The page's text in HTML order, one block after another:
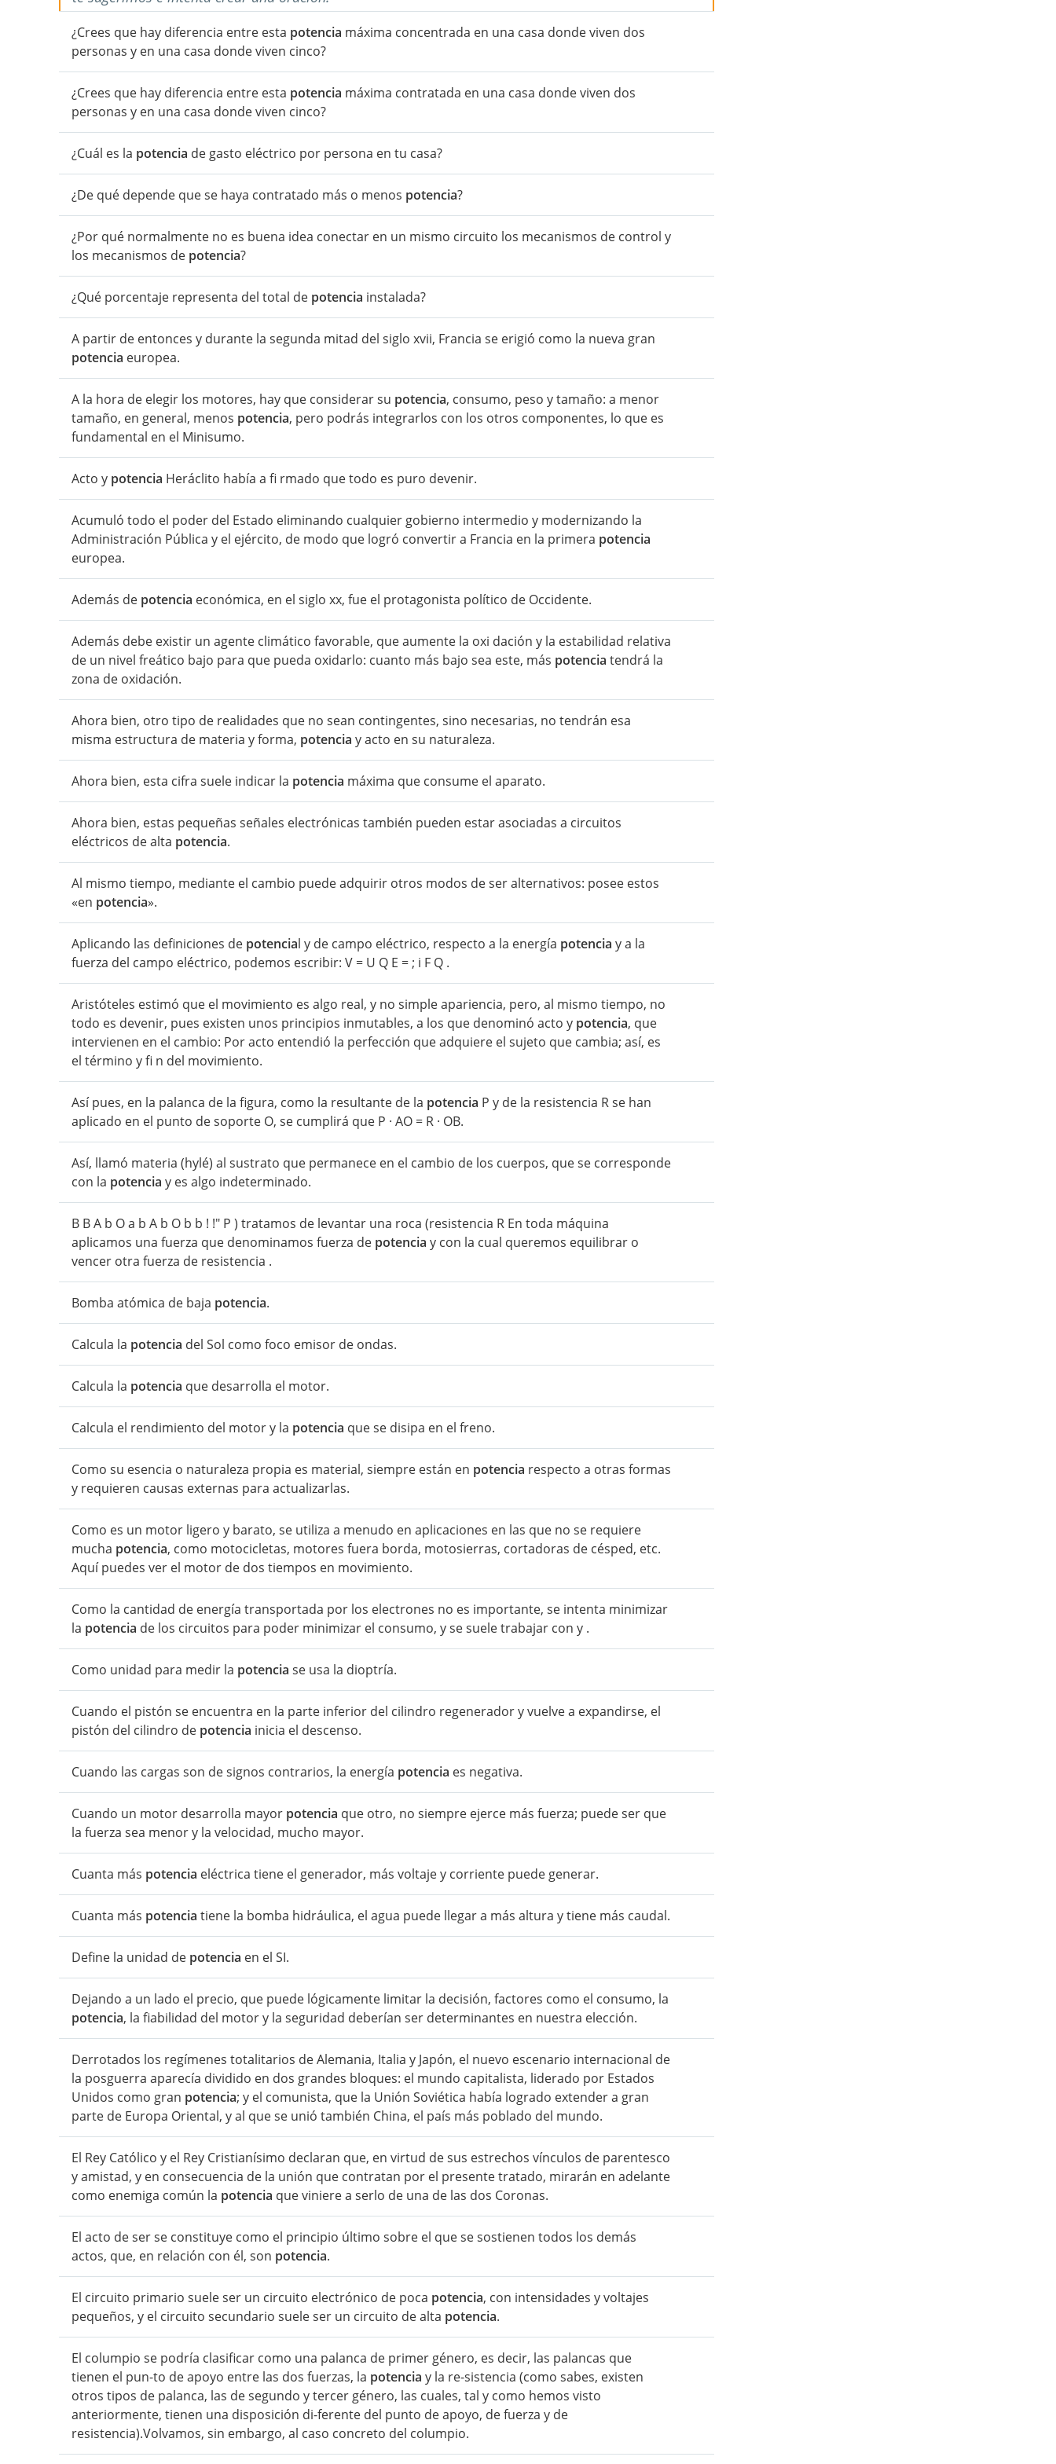
¿Crees que hay diferencia entre esta potencia máxima concentrada en una casa donde viven dos
personas y en una casa donde viven cinco?
¿Crees que hay diferencia entre esta potencia máxima contratada en una casa donde viven dos
personas y en una casa donde viven cinco?
¿Cuál es la potencia de gasto eléctrico por persona en tu casa?
¿De qué depende que se haya contratado más o menos potencia?
¿Por qué normalmente no es buena idea conectar en un mismo circuito los mecanismos de control y
los mecanismos de potencia?
¿Qué porcentaje representa del total de potencia instalada?
A partir de entonces y durante la segunda mitad del siglo xvii, Francia se erigió como la nueva gran
potencia europea.
A la hora de elegir los motores, hay que considerar su potencia, consumo, peso y tamaño: a menor
tamaño, en general, menos potencia, pero podrás integrarlos con los otros componentes, lo que es
fundamental en el Minisumo.
Acto y potencia Heráclito había a fi rmado que todo es puro devenir.
Acumuló todo el poder del Estado eliminando cualquier gobierno intermedio y modernizando la
Administración Pública y el ejército, de modo que logró convertir a Francia en la primera potencia
europea.
Además de potencia económica, en el siglo xx, fue el protagonista político de Occidente.
Además debe existir un agente climático favorable, que aumente la oxi dación y la estabilidad relativa
de un nivel freático bajo para que pueda oxidarlo: cuanto más bajo sea este, más potencia tendrá la
zona de oxidación.
Ahora bien, otro tipo de realidades que no sean contingentes, sino necesarias, no tendrán esa
misma estructura de materia y forma, potencia y acto en su naturaleza.
Ahora bien, esta cifra suele indicar la potencia máxima que consume el aparato.
Ahora bien, estas pequeñas señales electrónicas también pueden estar asociadas a circuitos
eléctricos de alta potencia.
Al mismo tiempo, mediante el cambio puede adquirir otros modos de ser alternativos: posee estos
«en potencia».
Aplicando las definiciones de potencial y de campo eléctrico, respecto a la energía potencia y a la
fuerza del campo eléctrico, podemos escribir: V = U Q E = ; i F Q .
Aristóteles estimó que el movimiento es algo real, y no simple apariencia, pero, al mismo tiempo, no
todo es devenir, pues existen unos principios inmutables, a los que denominó acto y potencia, que
intervienen en el cambio: Por acto entendió la perfección que adquiere el sujeto que cambia; así, es
el término y fi n del movimiento.
Así pues, en la palanca de la figura, como la resultante de la potencia P y de la resistencia R se han
aplicado en el punto de soporte O, se cumplirá que P · AO = R · OB.
Así, llamó materia (hylé) al sustrato que permanece en el cambio de los cuerpos, que se corresponde
con la potencia y es algo indeterminado.
B B A b O a b A b O b b ! !" P ) tratamos de levantar una roca (resistencia R En toda máquina
aplicamos una fuerza que denominamos fuerza de potencia y con la cual queremos equilibrar o
vencer otra fuerza de resistencia .
Bomba atómica de baja potencia.
Calcula la potencia del Sol como foco emisor de ondas.
Calcula la potencia que desarrolla el motor.
Calcula el rendimiento del motor y la potencia que se disipa en el freno.
Como su esencia o naturaleza propia es material, siempre están en potencia respecto a otras formas
y requieren causas externas para actualizarlas.
Como es un motor ligero y barato, se utiliza a menudo en aplicaciones en las que no se requiere
mucha potencia, como motocicletas, motores fuera borda, motosierras, cortadoras de césped, etc.
Aquí puedes ver el motor de dos tiempos en movimiento.
Como la cantidad de energía transportada por los electrones no es importante, se intenta minimizar
la potencia de los circuitos para poder minimizar el consumo, y se suele trabajar con y .
Como unidad para medir la potencia se usa la dioptría.
Cuando el pistón se encuentra en la parte inferior del cilindro regenerador y vuelve a expandirse, el
pistón del cilindro de potencia inicia el descenso.
Cuando las cargas son de signos contrarios, la energía potencia es negativa.
Cuando un motor desarrolla mayor potencia que otro, no siempre ejerce más fuerza; puede ser que
la fuerza sea menor y la velocidad, mucho mayor.
Cuanta más potencia eléctrica tiene el generador, más voltaje y corriente puede generar.
Cuanta más potencia tiene la bomba hidráulica, el agua puede llegar a más altura y tiene más caudal.
Define la unidad de potencia en el SI.
Dejando a un lado el precio, que puede lógicamente limitar la decisión, factores como el consumo, la
potencia, la fiabilidad del motor y la seguridad deberían ser determinantes en nuestra elección.
Derrotados los regímenes totalitarios de Alemania, Italia y Japón, el nuevo escenario internacional de
la posguerra aparecía dividido en dos grandes bloques: el mundo capitalista, liderado por Estados
Unidos como gran potencia; y el comunista, que la Unión Soviética había logrado extender a gran
parte de Europa Oriental, y al que se unió también China, el país más poblado del mundo.
El Rey Católico y el Rey Cristianísimo declaran que, en virtud de sus estrechos vínculos de parentesco
y amistad, y en consecuencia de la unión que contratan por el presente tratado, mirarán en adelante
como enemiga común la potencia que viniere a serlo de una de las dos Coronas.
El acto de ser se constituye como el principio último sobre el que se sostienen todos los demás
actos, que, en relación con él, son potencia.
El circuito primario suele ser un circuito electrónico de poca potencia, con intensidades y voltajes
pequeños, y el circuito secundario suele ser un circuito de alta potencia.
El columpio se podría clasificar como una palanca de primer género, es decir, las palancas que
tienen el pun-to de apoyo entre las dos fuerzas, la potencia y la re-sistencia (como sabes, existen
otros tipos de palanca, las de segundo y tercer género, las cuales, tal y como hemos visto
anteriormente, tienen una disposición di-ferente del punto de apoyo, de fuerza y de
resistencia).Volvamos, sin embargo, al caso concreto del columpio.